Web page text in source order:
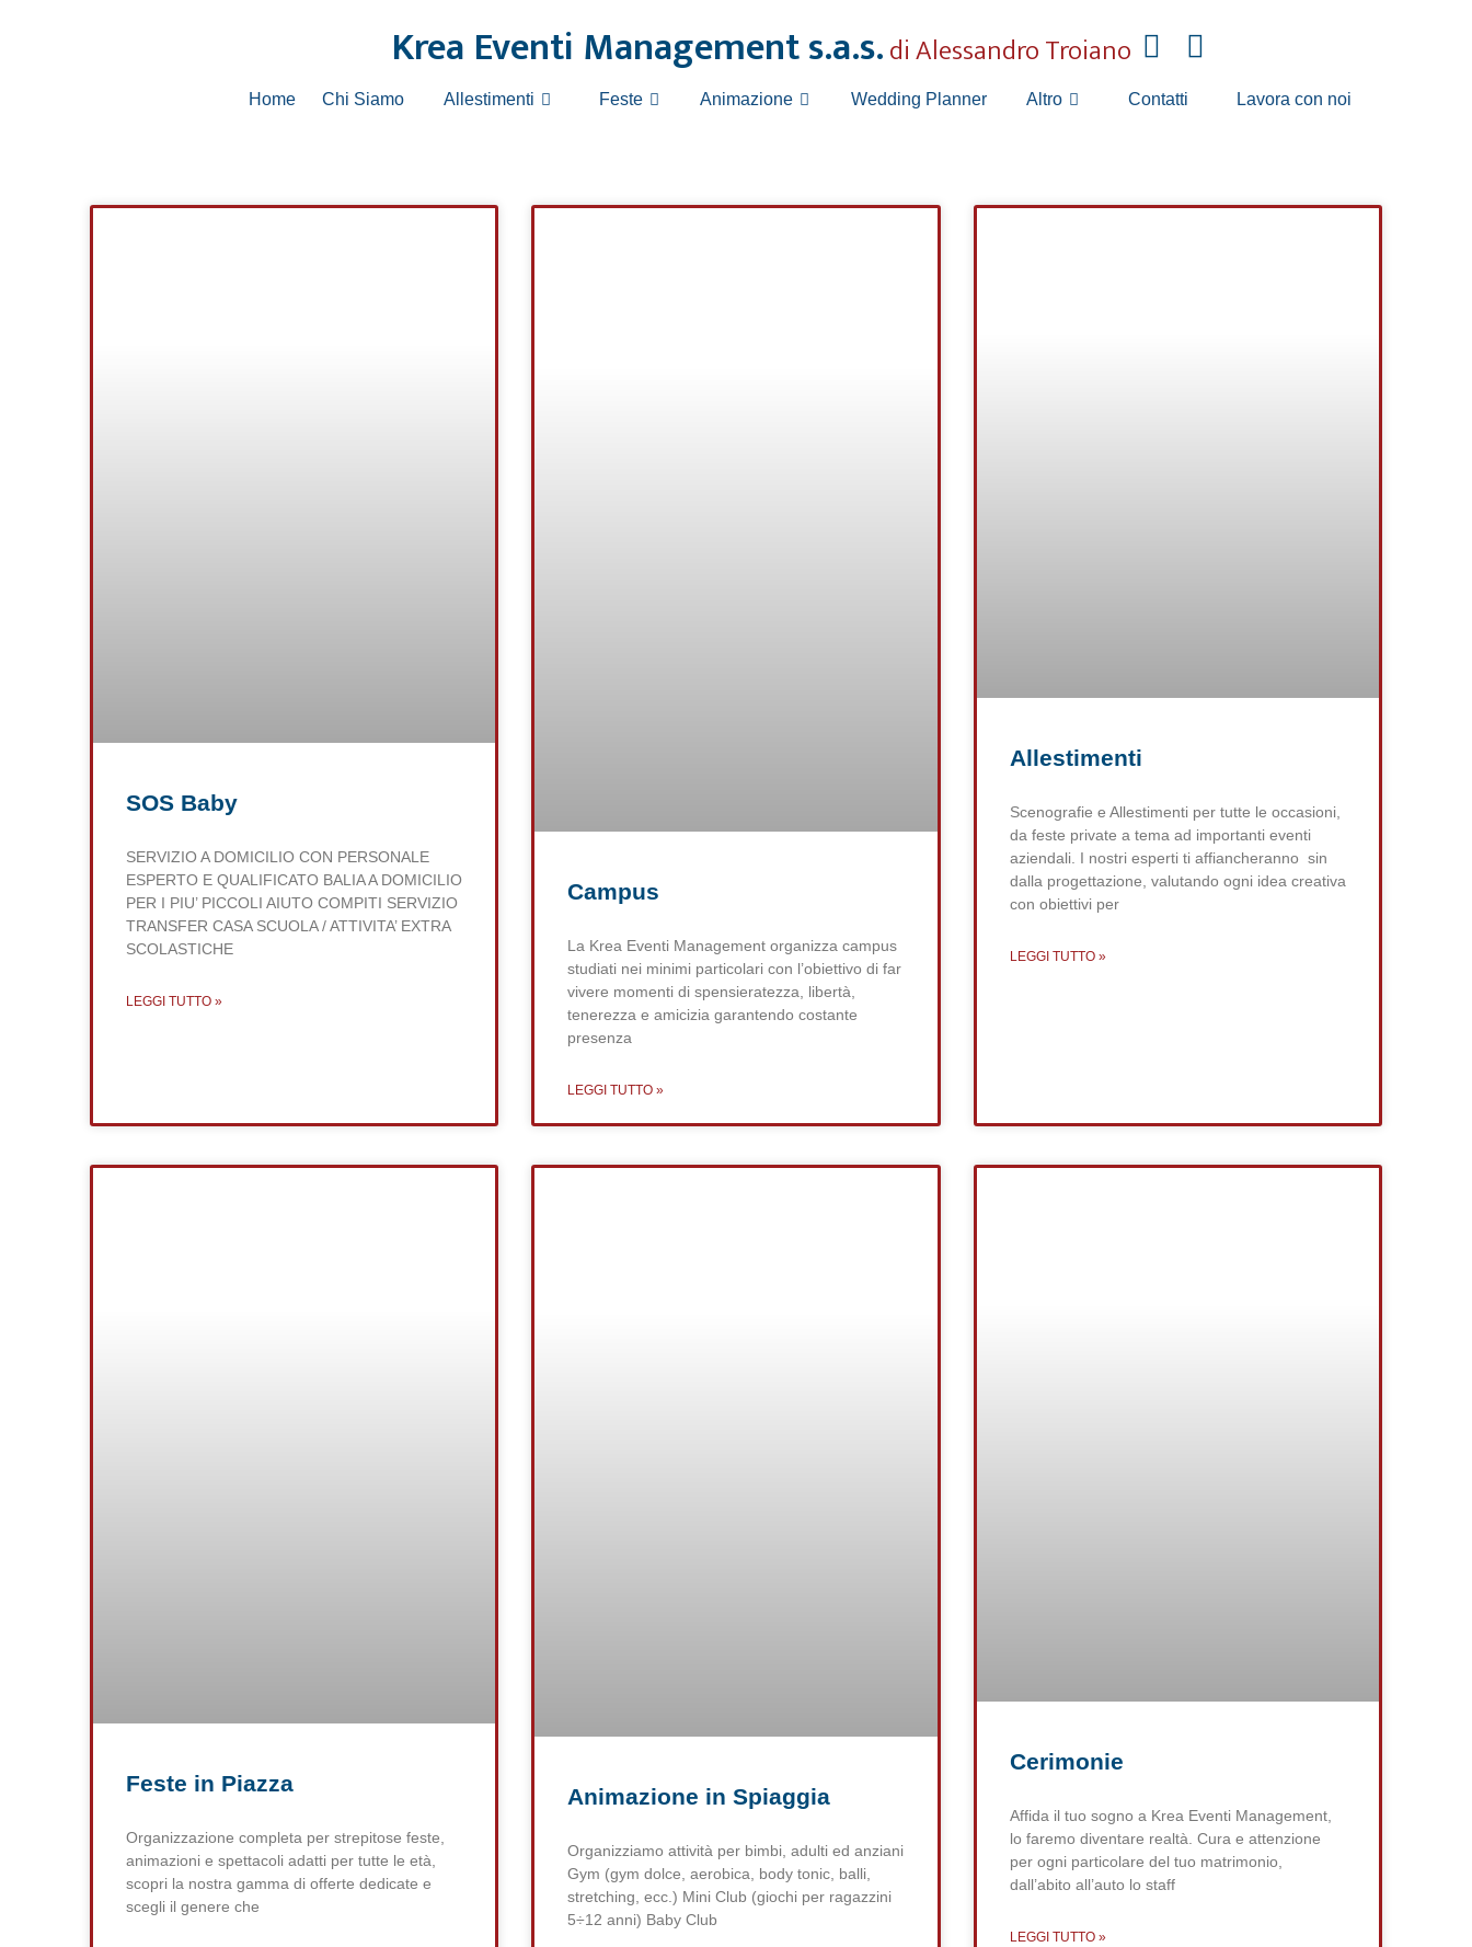
Krea Eventi Management s.a.s.di Alessandro Troiano
Home Chi Siamo Allestimenti Feste Animazione Wedding Planner Altro Contatti Lavora con noi
SOS Baby
SERVIZIO A DOMICILIO CON PERSONALE
ESPERTO E QUALIFICATO BALIA A DOMICILIO
PER I PIU’ PICCOLI AIUTO COMPITI SERVIZIO
TRANSFER CASA SCUOLA / ATTIVITA’ EXTRA
SCOLASTICHE
LEGGI TUTTO »
Campus
La Krea Eventi Management organizza campus
studiati nei minimi particolari con l’obiettivo di far
vivere momenti di spensieratezza, libertà,
tenerezza e amicizia garantendo costante
presenza
LEGGI TUTTO »
Allestimenti
Scenografie e Allestimenti per tutte le occasioni,
da feste private a tema ad importanti eventi
aziendali. I nostri esperti ti affiancheranno sin
dalla progettazione, valutando ogni idea creativa
con obiettivi per
LEGGI TUTTO »
Feste in Piazza
Organizzazione completa per strepitose feste,
animazioni e spettacoli adatti per tutte le età,
scopri la nostra gamma di offerte dedicate e
scegli il genere che
Animazione in Spiaggia
Organizziamo attività per bimbi, adulti ed anziani
Gym (gym dolce, aerobica, body tonic, balli,
stretching, ecc.) Mini Club (giochi per ragazzini
5÷12 anni) Baby Club
Cerimonie
Affida il tuo sogno a Krea Eventi Management,
lo faremo diventare realtà. Cura e attenzione
per ogni particolare del tuo matrimonio,
dall’abito all’auto lo staff
LEGGI TUTTO »